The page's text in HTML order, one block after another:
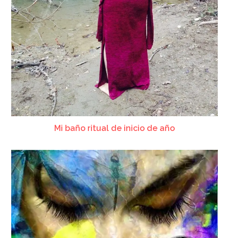
Mi baño ritual de inicio de año